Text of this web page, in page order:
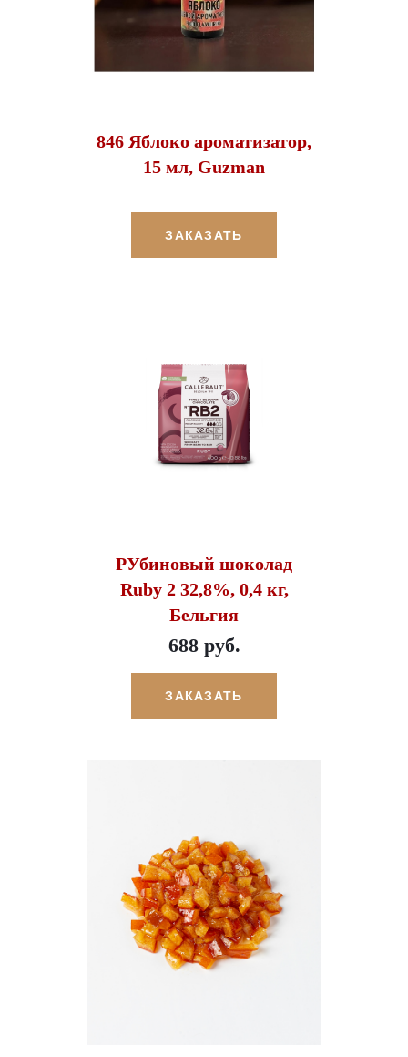
846 Яблоко ароматизатор,
15 мл, Guzman
ЗАКАЗАТЬ
РУбиновый шоколад
Ruby 2 32,8%, 0,4 кг,
Бельгия
688 руб.
ЗАКАЗАТЬ